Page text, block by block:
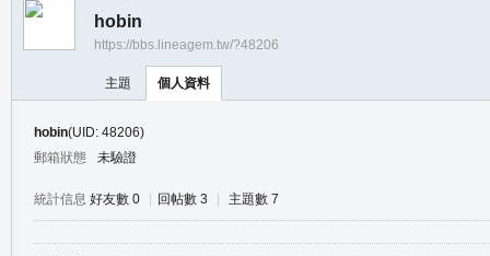
hobin
https://bbs.lineagem.tw/?48206
主題 個人資料
hobin(UID: 48206)
郵箱狀態
未驗證
統計信息 好友數 0 回帖數 3 主題數 7